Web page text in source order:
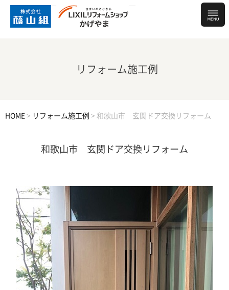
リフォーム施工例
HOME > リフォーム施工例 > 和歌山市 玄関ドア交換リフォーム
和歌山市 玄関ドア交換リフォーム